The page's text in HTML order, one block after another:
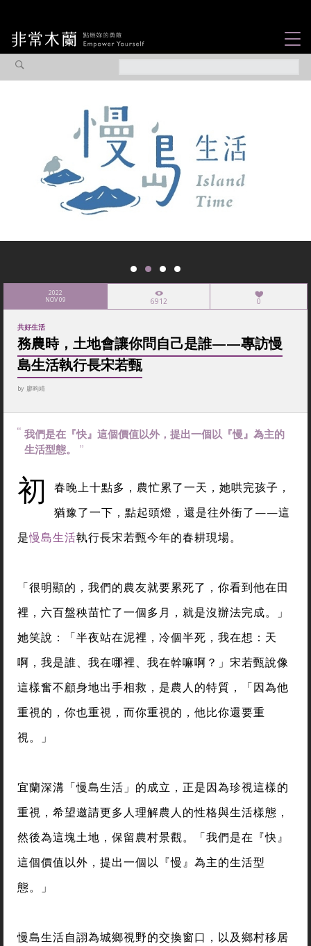
焦點企劃
社會企業
認識我們
2022
NOV 09 6912 0
共好生活
務農時，土地會讓你問自己是誰——專訪慢
島生活執行長宋若甄
by 廖昀靖
我們是在『快』這個價值以外，提出一個以『慢』為主的
生活型態。
初
春晚上十點多，農忙累了一天，她哄完孩子，
猶豫了一下，點起頭燈，還是往外衝了——這
是慢島生活執行長宋若甄今年的春耕現場。
「很明顯的，我們的農友就要累死了，你看到他在田
裡，六百盤秧苗忙了一個多月，就是沒辦法完成。」
她笑說：「半夜站在泥裡，冷個半死，我在想：天
啊，我是誰、我在哪裡、我在幹嘛啊？」宋若甄說像
這樣奮不顧身地出手相救，是農人的特質，「因為他
重視的，你也重視，而你重視的，他比你還要重
視。」
宜蘭深溝「慢島生活」的成立，正是因為珍視這樣的
重視，希望邀請更多人理解農人的性格與生活樣態，
然後為這塊土地，保留農村景觀。「我們是在『快』
這個價值以外，提出一個以『慢』為主的生活型
態。」
慢島生活自詡為城鄉視野的交換窗口，以及鄉村移居